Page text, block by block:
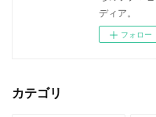
ディア。
フォロー
カテゴリ